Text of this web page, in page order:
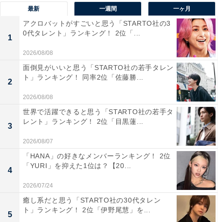
ます。シンプルで親しみやすいデザインと、街中での取
り回しの良さから、日常の買い物やレジャーなど幅広い
シーンで活用されています。
回答者からは「小回りがきいて運転しやすいし、かわい
いデザイン」（60代女性／広島県）、「サイズ感や取り
回しの良さが女性の生活にマッチしていそうだから」
（40代女性／長野県）、「シンプルなデザインと見た
目、女性が乗っているイメージがあります」（30代女性
／広島県）などのコメントが寄せられていました。
※回答コメントは原文ママです
次ページ
15位までの全ランキング結果を見
る
最新 一週間 一ヶ月
1
アクロバットがすごいと思う「STARTO社の3
0代タレント」ランキング！ 2位「...
2026/08/08
2
面倒見がいいと思う「STARTO社の若手タレン
ト」ランキング！ 同率2位「佐藤勝...
2026/08/08
3
世界で活躍できると思う「STARTO社の若手タ
レント」ランキング！ 2位「目黒蓮...
2026/08/07
4
「HANA」の好きなメンバーランキング！ 2位
「YURI」を抑えた1位は？【20...
2026/07/24
5
癒し系だと思う「STARTO社の30代タレン
ト」ランキング！ 2位「伊野尾慧」を...